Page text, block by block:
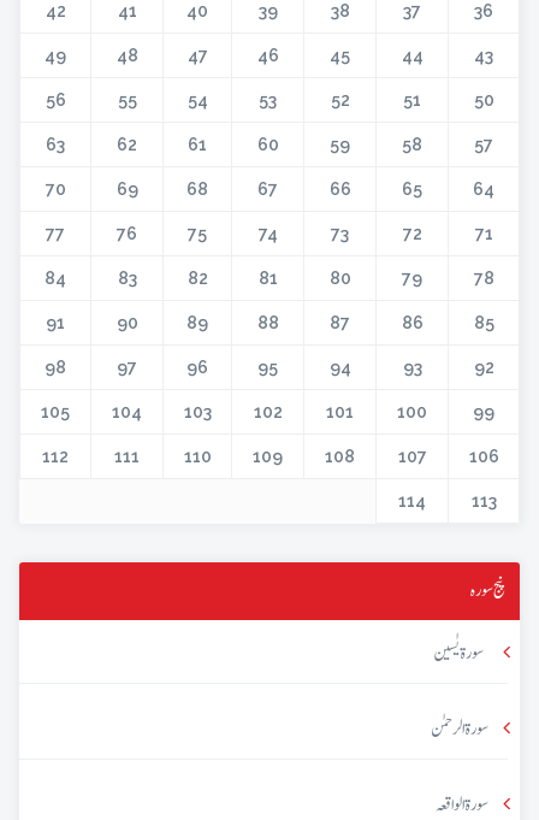
36
37
38
39
40
41
42
43
44
45
46
47
48
49
50
51
52
53
54
55
56
57
58
59
60
61
62
63
64
65
66
67
68
69
70
71
72
73
74
75
76
77
78
79
80
81
82
83
84
85
86
87
88
89
90
91
92
93
94
95
96
97
98
99
100
101
102
103
104
105
106
107
108
109
110
111
112
113
114
پنج سورہ
سورۃ یٰسین
سورۃ الرحمٰن
سورۃ الواقعہ